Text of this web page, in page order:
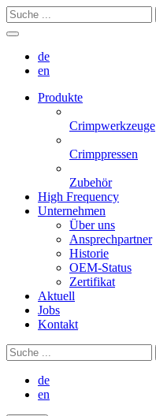
de
en
Produkte
Crimpwerkzeuge
Crimppressen
Zubehör
High Frequency
Unternehmen
Über uns
Ansprechpartner
Historie
OEM-Status
Zertifikat
Aktuell
Jobs
Kontakt
de
en